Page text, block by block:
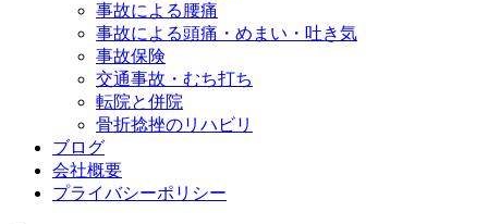
事故による腰痛
事故による頭痛・めまい・吐き気
事故保険
交通事故・むち打ち
転院と併院
骨折捻挫のリハビリ
ブログ
会社概要
プライバシーポリシー